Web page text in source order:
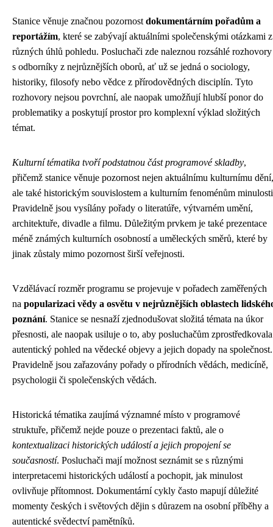
Stanice věnuje značnou pozornost dokumentárním pořadům a
reportážím, které se zabývají aktuálními společenskými otázkami z
různých úhlů pohledu. Posluchači zde naleznou rozsáhlé rozhovory
s odborníky z nejrůznějších oborů, ať už se jedná o sociology,
historiky, filosofy nebo vědce z přírodovědných disciplín. Tyto
rozhovory nejsou povrchní, ale naopak umožňují hlubší ponor do
problematiky a poskytují prostor pro komplexní výklad složitých
témat.
Kulturní tématika tvoří podstatnou část programové skladby,
přičemž stanice věnuje pozornost nejen aktuálnímu kulturnímu dění,
ale také historickým souvislostem a kulturním fenoménům
Pravidelně jsou vysílány pořady o literatúře, výtvarném umění,
architektuře, divadle a filmu. Důležitým prvkem je také prezentace
méně známých kulturních osobností a uměleckých směrů, které by
jinak zůstaly mimo pozornost širší veřejnosti.
Vzdělávací rozměr programu se projevuje v pořadech zaměřených
na popularizaci vědy a osvětu v nejrůznějších oblastech
poznání. Stanice se nesnaží zjednodušovat složitá témata na úkor
přesnosti, ale naopak usiluje o to, aby posluchačům zprostředkovala
autentický pohled na vědecké objevy a jejich dopady na společnost.
Pravidelně jsou zařazovány pořady o přírodních vědách, medicíně,
psychologii či společenských vědách.
Historická tématika zaujímá významné místo v programové
struktuře, přičemž nejde pouze o prezentaci faktů, ale o
kontextualizaci historických událostí a jejich propojení se
současností. Posluchači mají možnost seznámit se s různými
interpretacemi historických událostí a pochopit, jak minulost
ovlivňuje přítomnost. Dokumentární cykly často mapují důležité
momenty českých i světových dějin s důrazem na osobní příběhy a
autentické svědectví pamětníků.